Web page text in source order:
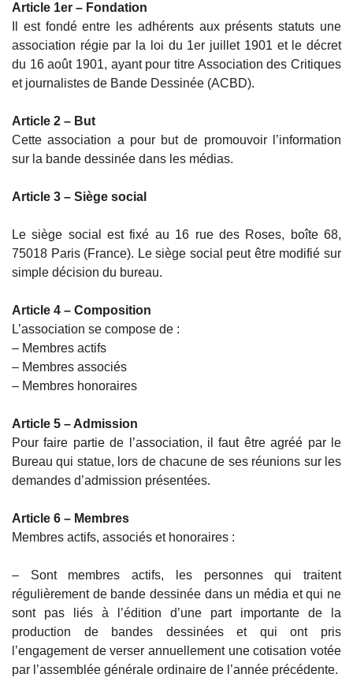
Article 1er – Fondation
Il est fondé entre les adhérents aux présents statuts une
association régie par la loi du 1er juillet 1901 et le décret
du 16 août 1901, ayant pour titre Association des Critiques
et journalistes de Bande Dessinée (ACBD).
Article 2 – But
Cette association a pour but de promouvoir l’information
sur la bande dessinée dans les médias.
Article 3 – Siège social
Le siège social est fixé au 16 rue des Roses, boîte 68,
75018 Paris (France). Le siège social peut être modifié sur
simple décision du bureau.
Article 4 – Composition
L’association se compose de :
– Membres actifs
– Membres associés
– Membres honoraires
Article 5 – Admission
Pour faire partie de l’association, il faut être agréé par le
Bureau qui statue, lors de chacune de ses réunions sur les
demandes d’admission présentées.
Article 6 – Membres
Membres actifs, associés et honoraires :
– Sont membres actifs, les personnes qui traitent
régulièrement de bande dessinée dans un média et qui ne
sont pas liés à l’édition d’une part importante de la
production de bandes dessinées et qui ont pris
l’engagement de verser annuellement une cotisation votée
par l’assemblée générale ordinaire de l’année précédente.